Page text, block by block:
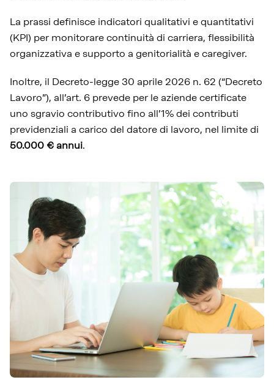
La prassi definisce indicatori qualitativi e quantitativi
(KPI) per monitorare continuità di carriera, flessibilità
organizzativa e supporto a genitorialità e caregiver.
Inoltre, il Decreto-legge 30 aprile 2026 n. 62 (“Decreto
Lavoro”), all’art. 6 prevede per le aziende certificate
uno sgravio contributivo fino all’1% dei contributi
previdenziali a carico del datore di lavoro, nel limite di
50.000 € annui.